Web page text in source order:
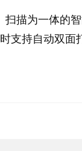
描为一体的
支持自动双